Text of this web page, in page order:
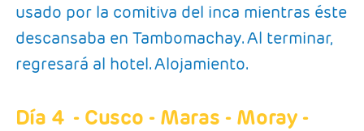
usado por la comitiva del inca mientras éste
descansaba en Tambomachay. Al terminar,
regresará al hotel. Alojamiento.
Día 4 - Cusco - Maras - Moray -